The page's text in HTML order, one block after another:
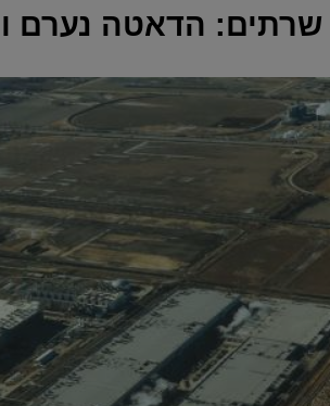
הדאטה נערם